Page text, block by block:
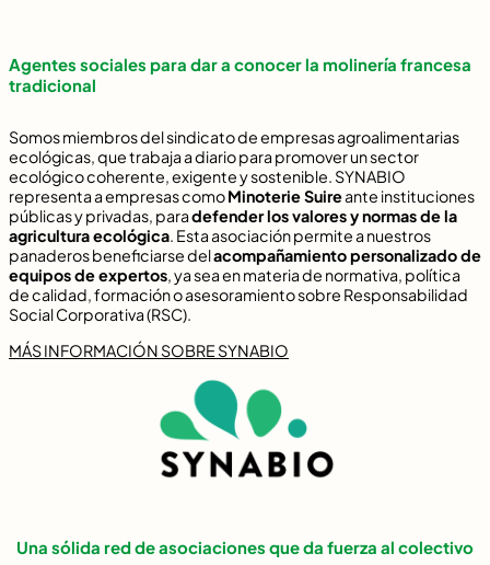
Agentes sociales para dar a conocer la molinería francesa
tradicional
Somos miembros del sindicato de empresas agroalimentarias
ecológicas, que trabaja a diario para promover un sector
ecológico coherente, exigente y sostenible. SYNABIO
representa a empresas comoMinoterie Suireante instituciones
públicas y privadas, paradefender los valores y normas de la
agricultura ecológica. Esta asociación permite a nuestros
panaderos beneficiarse delacompañamiento personalizado de
equipos de expertos, ya sea en materia de normativa, política
de calidad, formación o asesoramiento sobre Responsabilidad
Social Corporativa (RSC).
MÁS INFORMACIÓN SOBRE SYNABIO
Una sólida red de asociaciones que da fuerza al colectivo